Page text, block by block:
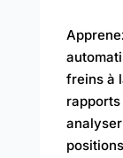
freins à